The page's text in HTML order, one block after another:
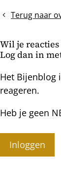
van
kastje
Terug naar
Wil je
Log dan in
Het Bijenblog
reageren.
Heb je geen
Inloggen